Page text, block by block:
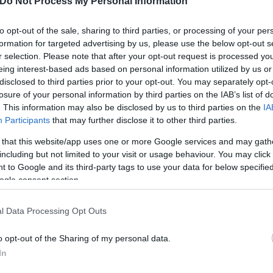
opt-out of the sale, sharing to third parties, or processing of your
for targeted advertising by us, please use the below opt-out
selection. Please note that after your opt-out request is processed
interest-based ads based on personal information utilized by us
to third parties prior to your opt-out. You may separately
of your personal information by third parties on the IAB’s list of
This information may also be disclosed by us to third parties on the
Participants that may further disclose it to other third parties.
that this website/app uses one or more Google services and may
but not limited to your visit or usage behaviour. You may
to Google and its third-party tags to use your data for below
consent section.
Data Processing Opt Outs
opt-out of the Sharing of my personal data.
των εργαζομένων σε τέτοιες συνθήκες
και ποιες... την ισορροπία;
προς την εργασιακή επισφάλεια. Οι χώρες με τα
κυρίως στη Μεσόγειο, με εξαίρεση τη